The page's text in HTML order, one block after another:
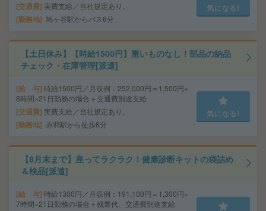
交通費 実費支給／当社規定あり。
勤務地 鳩ヶ谷駅からバス6分
気になる!
【土日休み】【時給1500円】重いものなし！部品の納品
チェック・在庫管理[派遣]
給 与 時給1500円／月収例：252,000円＝1,500円×
8時間×21日勤務の場合＋交通費別途支給
交通費 実費支給／当社規定あり。
勤務地 赤羽駅から徒歩8分
気になる!
【8月末まで】座ってラクラク！健康診断キットの袋詰め
＆検品[派遣]
給 与 時給1300円／月収例：191,100円＝1,300円×
7時間×21日勤務の場合＋残業代、交通費別途支給